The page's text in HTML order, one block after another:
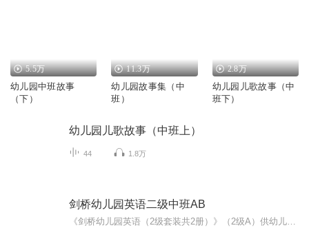
5.5万
幼儿园中班故事
（下）
11.3万
幼儿园故事集（中
班）
2.8万
幼儿园儿歌故事（中
班下）
幼儿园儿歌故事（中班上）
44 1.8万
剑桥幼儿园英语二级中班AB